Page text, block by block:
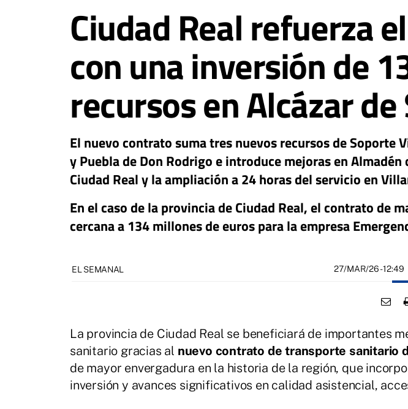
Ciudad Real refuerza
con una inversión de
recursos en Alcázar de
El nuevo contrato suma tres nuevos recursos de Soporte
y Puebla de Don Rodrigo e introduce mejoras en
Ciudad Real y la ampliación a 24 horas del servicio en
En el caso de la provincia de Ciudad Real, el contrato de
cercana a 134 millones de euros para la empresa
EL SEMANAL 27/MAR/26- 12:49
La provincia de Ciudad Real se beneficiará de importantes
sanitario gracias al nuevo contrato de transporte sanitario
de mayor envergadura en la historia de la región, que
inversión y avances significativos en calidad asistencial,